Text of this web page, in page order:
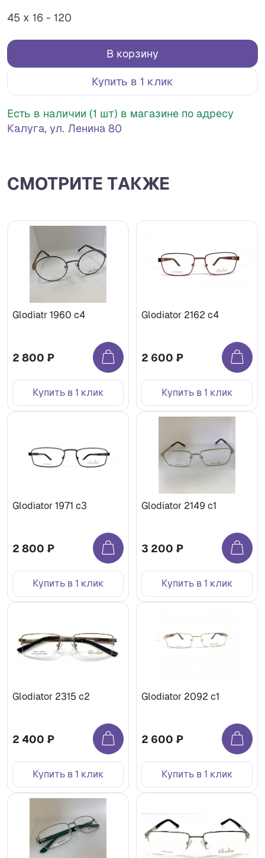
45 x 16 - 120
В корзину
Купить в 1 клик
Есть в наличии (1 шт) в магазине по адресу
Калуга, ул. Ленина 80
СМОТРИТЕ ТАКЖЕ
Glodiatr 1960 c4
2 800 ₽
Купить в 1 клик
Glodiator 2162 c4
2 600 ₽
Купить в 1 клик
Glodiator 1971 c3
2 800 ₽
Купить в 1 клик
Glodiator 2149 c1
3 200 ₽
Купить в 1 клик
Glodiator 2315 c2
2 400 ₽
Купить в 1 клик
Glodiator 2092 c1
2 600 ₽
Купить в 1 клик